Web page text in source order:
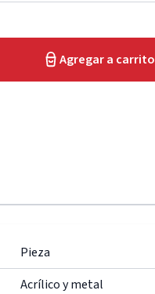
Agregar a carrito
Pieza
Acrílico y metal